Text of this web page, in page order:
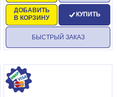
ДОБАВИТЬ
В КОРЗИНУ
КУПИТЬ
БЫСТРЫЙ ЗАКАЗ